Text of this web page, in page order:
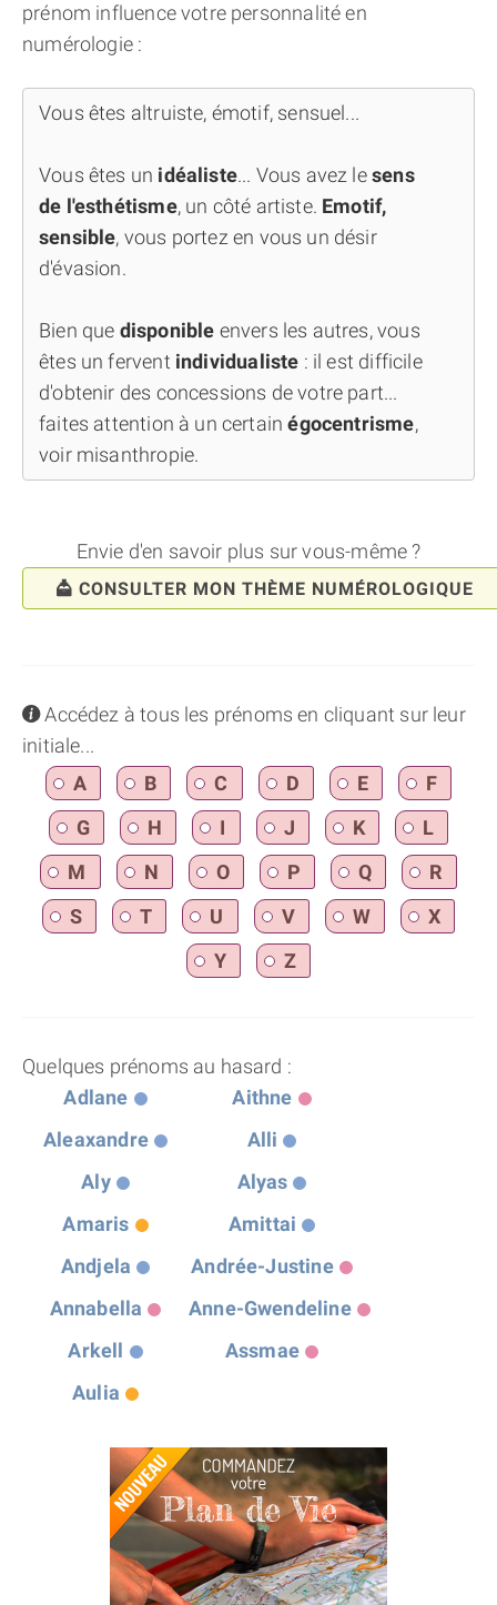
prénom influence votre personnalité en
numérologie :
Vous êtes altruiste, émotif, sensuel...
Vous êtes un idéaliste... Vous avez lesens
de l'esthétisme, un côté artiste. Emotif,
sensible, vous portez en vous un désir
d'évasion.
Bien que disponible envers les autres, vous
êtes un fervent individualiste : il est difficile
d'obtenir des concessions de votre part...
faites attention à un certainégocentrisme,
voir misanthropie.
Envie d'en savoir plus sur vous-même ?
CONSULTER MON THÈME NUMÉROLOGIQUE
infoAccédez à tous les prénoms en cliquant sur leur
initiale...
A
B C D E
F
G
H I J K
L
M
N O P Q
R
S
T U V W
X
Y
Z
Quelques prénoms au hasard :
Adlane
Aithne
Aleaxandre
Alli
Aly
Alyas
Amaris
Amittai
Andjela
Andrée-Justine
Annabella
Anne-Gwendeline
Arkell
Assmae
Aulia